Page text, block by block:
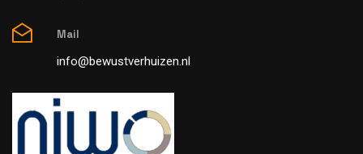
Mail
info@bewustverhuizen.nl